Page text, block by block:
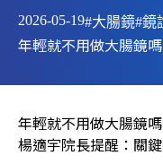
2026-05-19#大腸鏡#鏡
年輕就不用做大腸鏡
年輕就不用做大腸鏡嗎
楊適宇院長提醒：關